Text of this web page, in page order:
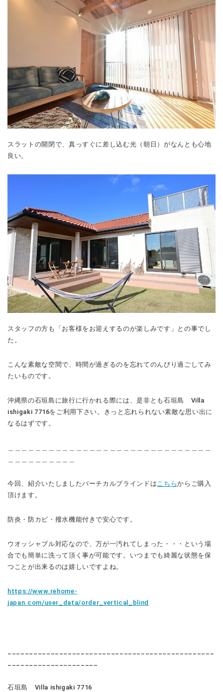
スラットの開閉で、真っすぐに差し込む光（朝日）がなんとも心地
良い。
スタッフの方も「お客様をお迎えするのが楽しみです」との事でし
た。
こんな素敵な空間で、時間が過ぎるのを忘れてのんびり過ごしてみ
たいものです。
沖縄県の石垣島に旅行に行かれる際には、是非とも石垣島 Villa
ishigaki 7716をご利用下さい。きっと忘れられない素敵な思い出に
なるはずです。
今回、紹介いたしましたバーチカルブラインドはこちらからご購入
頂けます。
防炎・防カビ・撥水機能付きで安心です。
ウオッシャブル対応なので、万が一汚れてしまった・・・という場
合でも簡単に洗って頂く事が可能です。いつまでも綺麗な状態を保
つことが出来るのは嬉しいですよね。
https://www.rehome-
japan.com/user_data/order_vertical_blind
石垣島 Villa ishigaki 7716